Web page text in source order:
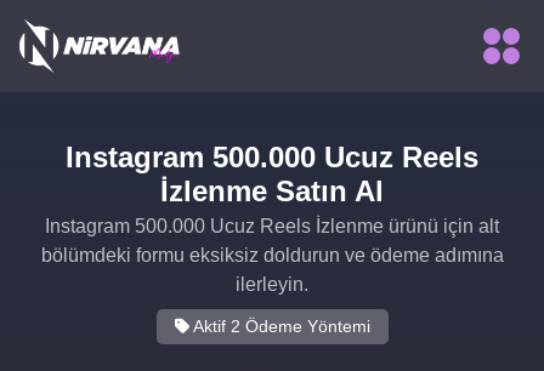
Instagram 500.000 Ucuz Reels
İzlenme Satın Al
Instagram 500.000 Ucuz Reels İzlenme ürünü için alt
bölümdeki formu eksiksiz doldurun ve ödeme adımına
ilerleyin.
Aktif 2 Ödeme Yöntemi